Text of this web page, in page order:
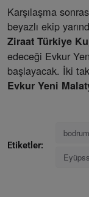
Karşılaşma
beyazlı ekip
Ziraat Türkiye
edeceği Evkur
başlayacak. İki
Evkur Yeni
Etiketler: